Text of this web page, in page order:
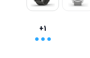
+1
...